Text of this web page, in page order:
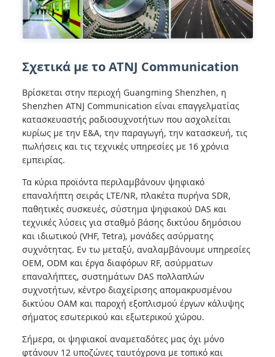
Σχετικά με το ATNJ Communication
Βρίσκεται στην περιοχή Guangming Shenzhen, η
Shenzhen ATNJ Communication είναι επαγγελματίας
κατασκευαστής ραδιοσυχνοτήτων που ασχολείται
κυρίως με την Ε&Α, την παραγωγή, την κατασκευή, τις
πωλήσεις και τις τεχνικές υπηρεσίες με 16 χρόνια
εμπειρίας.
Τα κύρια προϊόντα περιλαμβάνουν ψηφιακό
επαναλήπτη σειράς LTE/NR, πλακέτα πυρήνα SDR,
παθητικές συσκευές, σύστημα ψηφιακού DAS και
τεχνικές λύσεις για σταθμό βάσης δικτύου δημόσιου
και ιδιωτικού (VHF, Tetra), μονάδες ασύρματης
συχνότητας. Εν τω μεταξύ, αναλαμβάνουμε υπηρεσίες
OEM, ODM και έργα διαφόρων RF, ασύρματων
επαναλήπτες, συστημάτων DAS πολλαπλών
συχνοτήτων, κέντρο διαχείρισης απομακρυσμένου
δικτύου OAM και παροχή εξοπλισμού έργων κάλυψης
σήματος εσωτερικού και εξωτερικού χώρου.
Σήμερα, οι ψηφιακοί αναμεταδότες μας όχι μόνο
φτάνουν 12 υποζώνες ταυτόχρονα με τοπικό και